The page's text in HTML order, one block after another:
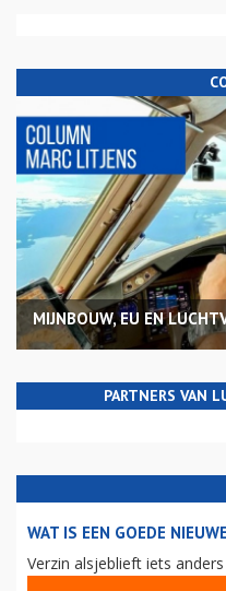
MIJNBOUW, EU EN
PARTNERS VAN
WAT IS EEN GOEDE
Verzin alsjeblieft iets anders